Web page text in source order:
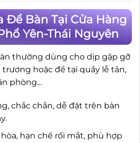
Để Bàn Tại Cửa Hàng
Yên-Thái Nguyên
thường dùng cho dịp gặp gỡ
trương hoặc để tại quầy lễ tân,
phòng…
chắc chắn, dễ đặt trên bàn
hạn chế rối mắt, phù hợp